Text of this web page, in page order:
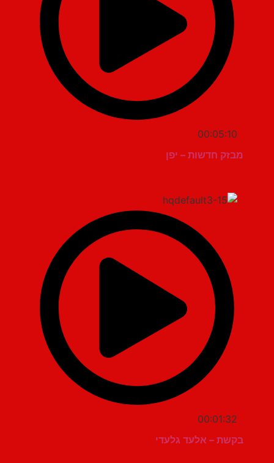
00:05:10
מבזק חדשות – יפן
00:01:32
בקשת – אלעד גלעדי